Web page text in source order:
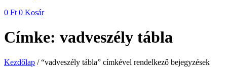
0 Ft 0 Kosár
Címke: vadveszély tábla
Kezdőlap / “vadveszély tábla” címkével rendelkező bejegyzések